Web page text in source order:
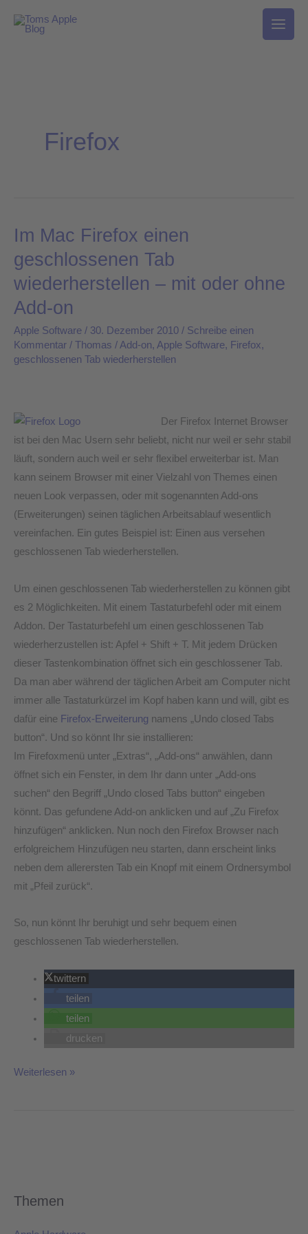
Inhalt
Firefox
Im Mac Firefox einen
geschlossenen Tab
wiederherstellen – mit oder ohne
Add-on
Apple Software / 30. Dezember 2010 / Schreibe einen
Kommentar / Thomas / Add-on, Apple Software, Firefox,
geschlossenen Tab wiederherstellen
Der Firefox Internet Browser
ist bei den Mac Usern sehr beliebt, nicht nur weil er sehr stabil
läuft, sondern auch weil er sehr flexibel erweiterbar ist. Man
kann seinem Browser mit einer Vielzahl von Themes einen
neuen Look verpassen, oder mit sogenannten Add-ons
(Erweiterungen) seinen täglichen Arbeitsablauf wesentlich
vereinfachen. Ein gutes Beispiel ist: Einen aus versehen
geschlossenen Tab wiederherstellen.
Um einen geschlossenen Tab wiederherstellen zu können gibt
es 2 Möglichkeiten. Mit einem Tastaturbefehl oder mit einem
Addon. Der Tastaturbefehl um einen geschlossenen Tab
wiederherzustellen ist: Apfel + Shift + T. Mit jedem Drücken
dieser Tastenkombination öffnet sich ein geschlossener Tab.
Da man aber während der täglichen Arbeit am Computer nicht
immer alle Tastaturkürzel im Kopf haben kann und will, gibt es
dafür eine Firefox-Erweiterung namens „Undo closed Tabs
button“. Und so könnt Ihr sie installieren:
Im Firefoxmenü unter „Extras“, „Add-ons“ anwählen, dann
öffnet sich ein Fenster, in dem Ihr dann unter „Add-ons
suchen“ den Begriff „Undo closed Tabs button“ eingeben
könnt. Das gefundene Add-on anklicken und auf „Zu Firefox
hinzufügen“ anklicken. Nun noch den Firefox Browser nach
erfolgreichem Hinzufügen neu starten, dann erscheint links
neben dem allerersten Tab ein Knopf mit einem Ordnersymbol
mit „Pfeil zurück“.
So, nun könnt Ihr beruhigt und sehr bequem einen
geschlossenen Tab wiederherstellen.
twittern
teilen
teilen
drucken
Im
Firefox
einen
geschlossenen
Tab
wiederherstellen
–
ohne
Add-
on
Weiterlesen »
Themen